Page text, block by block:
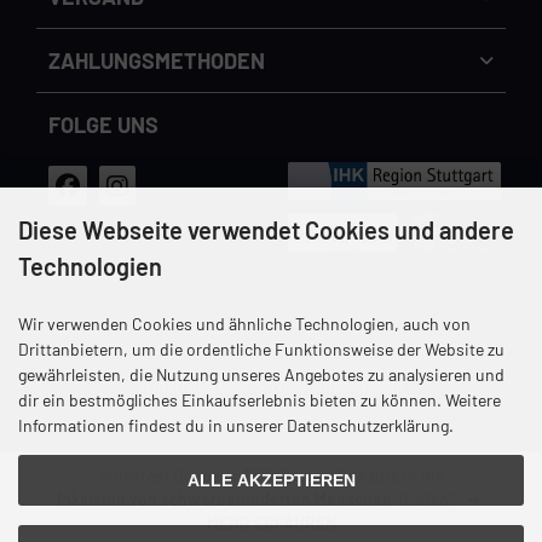
ZAHLUNGS­METHODEN
FOLGE UNS
Versandkosten Datenschutz Unsere AGB
Impressum
Widerrufsrecht & Widerrufsformular
Wusstest Du, dass 12% Deines Einkaufs in die
MEHR ERFAHREN
Diese Webseite verwendet Cookies und andere
Technologien
Wir verwenden Cookies und ähnliche Technologien, auch von
Drittanbietern, um die ordentliche Funktionsweise der Website zu
gewährleisten, die Nutzung unseres Angebotes zu analysieren und
dir ein bestmögliches Einkaufserlebnis bieten zu können. Weitere
Informationen findest du in unserer Datenschutzerklärung.
ALLE AKZEPTIEREN